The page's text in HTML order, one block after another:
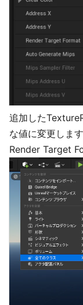
追加した
な値に変更しま
Render Target